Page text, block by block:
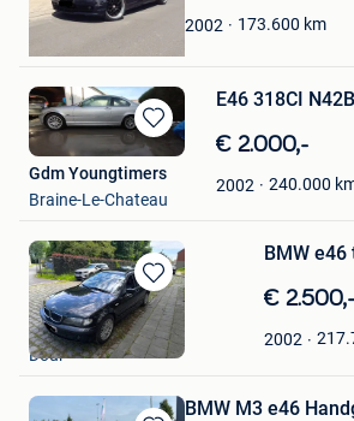
2002 173.600 km
Serge michel
Bewaren
in
Mijn
Favorieten
E46 318CI
€ 2.000,-
2002 240.000
Gdm Youngtimers
Braine-Le-Chateau
Bewaren
in
Mijn
Favorieten
BMW
€ 2.500,-
2002
Alex Sandro
Dour
BMW M3 e46